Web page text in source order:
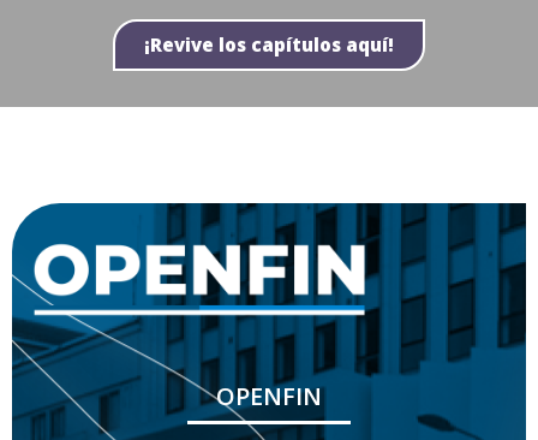
¡Revive los capítulos aquí!
OPENFIN